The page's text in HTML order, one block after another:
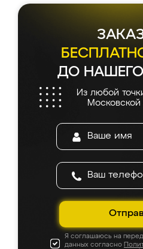
ДО
Из любой
Московской
Я соглашаюсь на
данных согласно